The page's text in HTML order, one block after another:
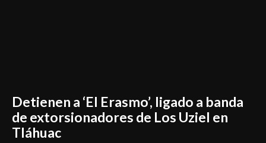
Detienen a ‘El Erasmo’, ligado a banda
de extorsionadores de Los Uziel en
Tláhuac